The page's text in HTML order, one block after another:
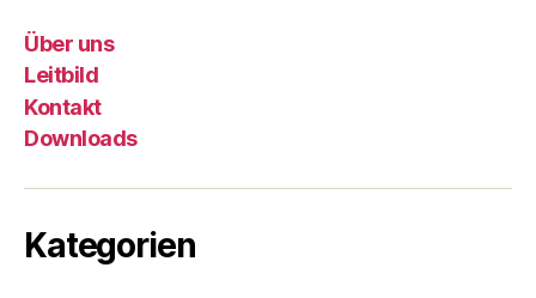
Über uns
Leitbild
Kontakt
Downloads
Kategorien